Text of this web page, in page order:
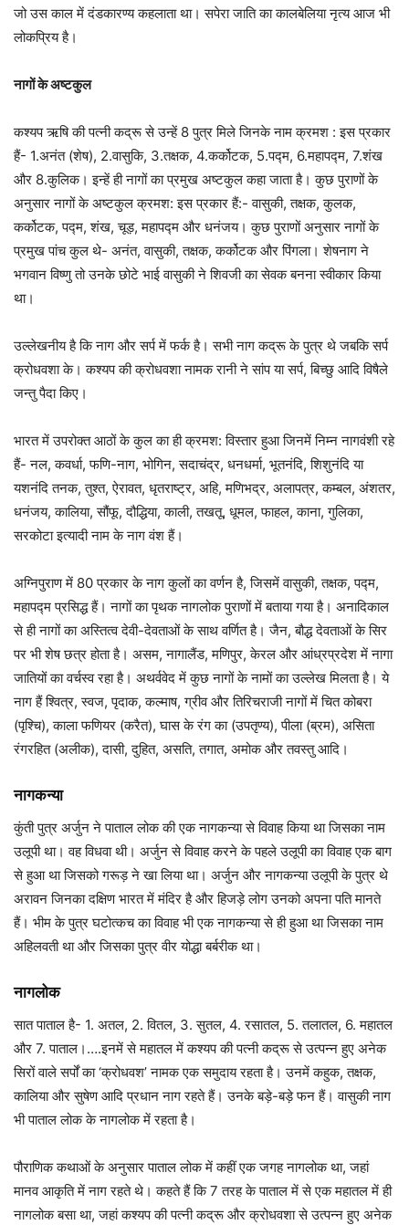
जो उस काल में दंडकारण्य कहलाता था। सपेरा जाति का कालबेलिया नृत्य आज भी
लोकप्रिय है।
नागों के अष्टकुल
कश्यप ऋषि की पत्नी कद्रू से उन्हें 8 पुत्र मिले जिनके नाम क्रमश : इस प्रकार
हैं- 1.अनंत (शेष), 2.वासुकि, 3.तक्षक, 4.कर्कोटक, 5.पद्म, 6.महापद्म, 7.शंख
और 8.कुलिक। इन्हें ही नागों का प्रमुख अष्टकुल कहा जाता है। कुछ पुराणों के
अनुसार नागों के अष्टकुल क्रमश: इस प्रकार हैं:- वासुकी, तक्षक, कुलक,
कर्कोटक, पद्म, शंख, चूड़, महापद्म और धनंजय। कुछ पुराणों अनुसार नागों के
प्रमुख पांच कुल थे- अनंत, वासुकी, तक्षक, कर्कोटक और पिंगला। शेषनाग ने
भगवान विष्णु तो उनके छोटे भाई वासुकी ने शिवजी का सेवक बनना स्वीकार किया
था।
उल्लेखनीय है कि नाग और सर्प में फर्क है। सभी नाग कद्रू के पुत्र थे जबकि सर्प
क्रोधवशा के। कश्यप की क्रोधवशा नामक रानी ने सांप या सर्प, बिच्छु आदि विषैले
जन्तु पैदा किए।
भारत में उपरोक्त आठों के कुल का ही क्रमश: विस्तार हुआ जिनमें निम्न नागवंशी रहे
हैं- नल, कवर्धा, फणि-नाग, भोगिन, सदाचंद्र, धनधर्मा, भूतनंदि, शिशुनंदि या
यशनंदि तनक, तुश्त, ऐरावत, धृतराष्ट्र, अहि, मणिभद्र, अलापत्र, कम्बल, अंशतर,
धनंजय, कालिया, सौंफू, दौद्धिया, काली, तखतू, धूमल, फाहल, काना, गुलिका,
सरकोटा इत्यादी नाम के नाग वंश हैं।
अग्निपुराण में 80 प्रकार के नाग कुलों का वर्णन है, जिसमें वासुकी, तक्षक, पद्म,
महापद्म प्रसिद्ध हैं। नागों का पृथक नागलोक पुराणों में बताया गया है। अनादिकाल
से ही नागों का अस्तित्व देवी-देवताओं के साथ वर्णित है। जैन, बौद्ध देवताओं के सिर
पर भी शेष छत्र होता है। असम, नागालैंड, मणिपुर, केरल और आंध्रप्रदेश में नागा
जातियों का वर्चस्व रहा है। अथर्ववेद में कुछ नागों के नामों का उल्लेख मिलता है। ये
नाग हैं श्वित्र, स्वज, पृदाक, कल्माष, ग्रीव और तिरिचराजी नागों में चित कोबरा
(पृश्चि), काला फणियर (करैत), घास के रंग का (उपतृण्य), पीला (ब्रम), असिता
रंगरहित (अलीक), दासी, दुहित, असति, तगात, अमोक और तवस्तु आदि।
नागकन्या
कुंती पुत्र अर्जुन ने पाताल लोक की एक नागकन्या से विवाह किया था जिसका नाम
उलूपी था। वह विधवा थी। अर्जुन से विवाह करने के पहले उलूपी का विवाह एक बाग
से हुआ था जिसको गरूड़ ने खा लिया था। अर्जुन और नागकन्या उलूपी के पुत्र थे
अरावन जिनका दक्षिण भारत में मंदिर है और हिजड़े लोग उनको अपना पति मानते
हैं। भीम के पुत्र घटोत्कच का विवाह भी एक नागकन्या से ही हुआ था जिसका नाम
अहिलवती था और जिसका पुत्र वीर योद्धा बर्बरीक था।
नागलोक
सात पाताल है- 1. अतल, 2. वितल, 3. सुतल, 4. रसातल, 5. तलातल, 6. महातल
और 7. पाताल।….इनमें से महातल में कश्यप की पत्नी कद्रू से उत्पन्न हुए अनेक
सिरों वाले सर्पों का ‘क्रोधवश’ नामक एक समुदाय रहता है। उनमें कहुक, तक्षक,
कालिया और सुषेण आदि प्रधान नाग रहते हैं। उनके बड़े-बड़े फन हैं। वासुकी नाग
भी पाताल लोक के नागलोक में रहता है।
पौराणिक कथाओं के अनुसार पाताल लोक में कहीं एक जगह नागलोक था, जहां
मानव आकृति में नाग रहते थे। कहते हैं कि 7 तरह के पाताल में से एक महातल में ही
नागलोक बसा था, जहां कश्यप की पत्नी कद्रू और क्रोधवशा से उत्पन्न हुए अनेक